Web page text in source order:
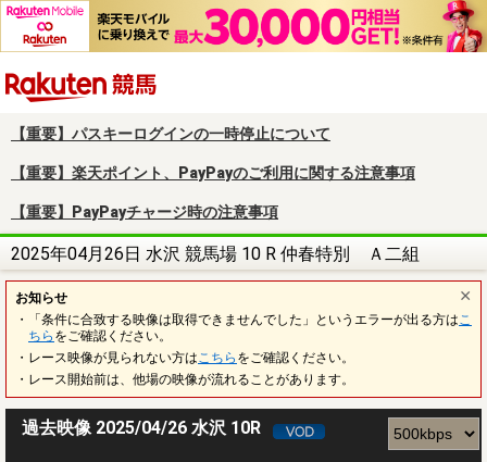
【重要】パスキーログインの一時停止について
【重要】楽天ポイント、PayPayのご利用に関する注意事項
【重要】PayPayチャージ時の注意事項
2025年04月26日 水沢 競馬場 10 R 仲春特別 Ａ二組
お知らせ
・「条件に合致する映像は取得できませんでした」というエラーが出る方は こ
ちら をご確認ください。
・レース映像が見られない方は こちら をご確認ください。
・レース開始前は、他場の映像が流れることがあります。
過去映像 2025/04/26 水沢 10R